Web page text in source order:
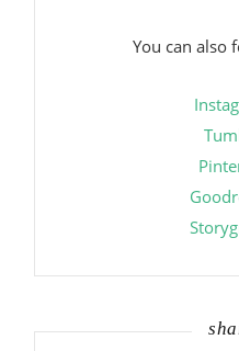
You can also